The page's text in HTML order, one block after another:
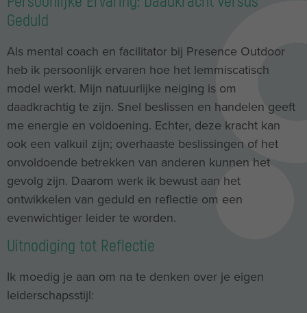
Geduld
Als mental coach en facilitator bij Presence Outdoor
heb ik persoonlijk ervaren hoe het lemmiscatisch
model werkt. Mijn natuurlijke neiging is om
daadkrachtig te zijn. Snel beslissen en handelen geeft
me energie en voldoening. Echter, deze kracht kan
ook een valkuil zijn; overhaaste beslissingen of het
onvoldoende betrekken van anderen kunnen het
gevolg zijn. Daarom werk ik bewust aan het
ontwikkelen van geduld en reflectie om een
evenwichtiger leider te worden.
Uitnodiging tot Reflectie
Ik moedig je aan om na te denken over je eigen
leiderschapsstijl: